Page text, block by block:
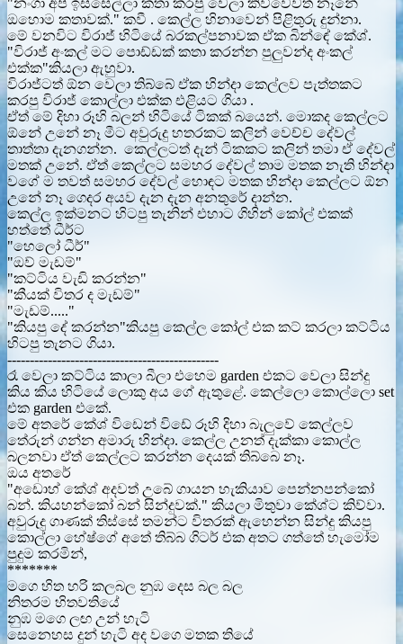
"නංගා අපි ඉස්සෙල්ලා කතා කරපු වෙලා කිව්වෙවත් නෑනේ
ඔහොම කතාවක්." කවී . කෙල්ල හිනාවෙන් පිළිතුරු දුන්නා.
මේ වනවිට විරාජ් හිටියේ බරකල්පනාවක ඒක බින්ඳේ කේශ්.
"විරාජ් අංකල් මට පොඩ්ඩක් කතා කරන්න පුලුවන්ද අංකල්
එක්ක"කියලා ඇහුවා.
විරාජ්ටත් ඕන වෙලා තිබ්බේ ඒක හින්දා කෙල්ලව පැත්තකට
කරපු විරාජ් කොල්ලා එක්ක එළියට ගියා .
ඒත් මේ දිහා රූහි බලන් හිටියේ ටිකක් බයෙන්. මොකද කෙල්ලට
ඕනේ උනේ නෑ මීට අවුරුදු හතරකට කලින් වෙච්ච දේවල්
තාත්තා දැනගන්න. කෙල්ලටත් දැන් ටිකකට කලින් තමා ඒ දේවල්
මතක් උනේ. ඒත් කෙල්ලට සමහර දේවල් තාම මතක නැති හින්දා
වගේ ම තවත් සමහර දේවල් හොඳට මතක හින්දා කෙල්ලට ඕන
උනේ නෑ ගෙදර අයව දැන දැන අනතුරේ දාන්න.
කෙල්ල ඉක්මනට හිටපු තැනින් එහාට ගිහින් කෝල් එකක්
හත්තේ ධීර්ට
"හෙලෝ ධීර්"
"ඔව් මැඩම්"
"කට්ටිය වැඩි කරන්න"
"කීයක් විතර ද මැඩම්"
"මැඩම්....."
"කියපු දේ කරන්න"කියපු කෙල්ල කෝල් එක කට් කරලා කට්ටිය
හිටපු තැනට ගියා.
-----------------------------------------------
රෑ වෙලා කට්ටිය කාලා බීලා එහෙම garden එකට වෙලා සින්දු
කිය කිය හිටියේ ලොකු අය ගේ ඇතුළේ. කෙල්ලො කොල්ලො set
එක garden එකේ.
මේ අතරේ කේශ් විඩෙන් විඩේ රූහි දිහා බැලුවේ කෙල්ලව
තේරුන් ගන්න අමාරු හින්දා. කෙල්ල උනත් දැක්කා කොල්ල
බලනවා ඒත් කෙල්ලට කරන්න දෙයක් තිබ්බෙ නෑ.
ඔය අතරේ
"අඩොහ් කේශ් අදවත් උබේ ගායන හැකියාව පෙන්නපන්කෝ
බන්. කියහන්කෝ බන් සින්දුවක්." කියලා මිතුවා කේශ්ට කිව්වා.
අවුරුදු ගාණක් තිස්සේ තමන්ට විතරක් ඇහෙන්න සින්දු කියපු
කොල්ලා හේෂ්ගේ අතේ තිබ්බ ගිටර් එක අතට ගත්තේ හැමෝම
පුදුම කරමින්,
*******
මගෙ හිත හරි කලබල නුඹ දෙස බල බල
නිතරම හිතවතියේ
නුඹ මගෙ ලඟ උන් හැටි
සෙනෙහස දුන් හැටි අද වගෙ මතක තියේ